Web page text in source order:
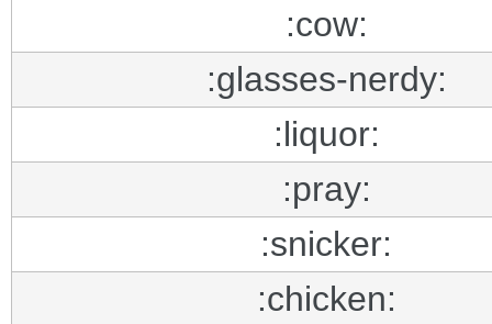
:cow:
:glasses-nerdy:
:liquor:
:pray:
:snicker:
:chicken: